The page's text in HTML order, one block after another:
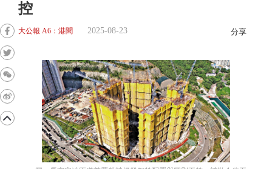
控
大公報 A6：港聞 2025-08-23 分享